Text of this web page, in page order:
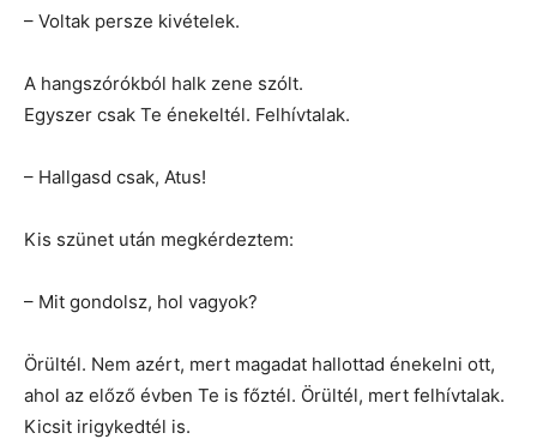
– Voltak persze kivételek.
A hangszórókból halk zene szólt.
Egyszer csak Te énekeltél. Felhívtalak.
– Hallgasd csak, Atus!
Kis szünet után megkérdeztem:
– Mit gondolsz, hol vagyok?
Örültél. Nem azért, mert magadat hallottad énekelni ott,
ahol az előző évben Te is főztél. Örültél, mert felhívtalak.
Kicsit irigykedtél is.